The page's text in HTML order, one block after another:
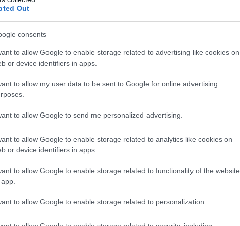
Out
consents
to allow Google to enable storage related to advertising like cookies on
or device identifiers in apps.
to allow my user data to be sent to Google for online advertising
to allow Google to send me personalized advertising.
to allow Google to enable storage related to analytics like cookies on
or device identifiers in apps.
to allow Google to enable storage related to functionality of the website
to allow Google to enable storage related to personalization.
atrod
lielāko
kravu
līdzcilvēkos
sekretārs
ka Tēvzemē par daudz